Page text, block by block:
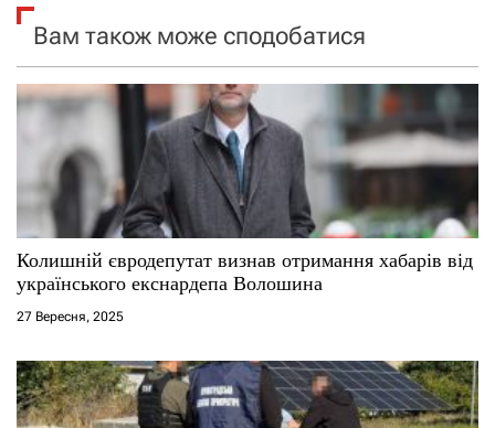
я
з
а
и
с
і
в
Вам також може сподобатися
Колишній євродепутат визнав отримання хабарів від
українського екснардепа Волошина
27 Вересня, 2025